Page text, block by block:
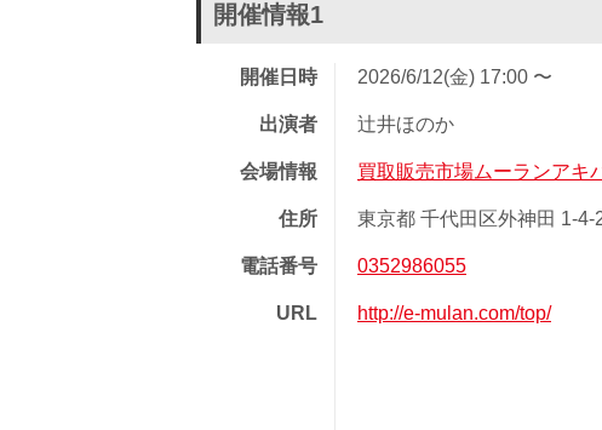
開催情報1
開催日時 2026/6/12(金) 17:00 〜
出演者 辻井ほのか
会場情報 買取販売市場ムーランアキ
住所 東京都 千代田区外神田 1-4-
電話番号 0352986055
URL http://e-mulan.com/top/